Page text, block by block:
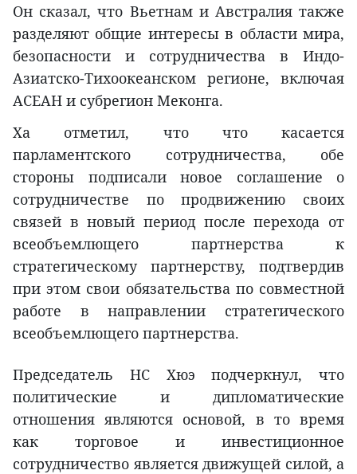
Он сказал, что Вьетнам и Австралия также
разделяют общие интересы в области мира,
безопасности и сотрудничества в Индо-
Азиатско-Тихоокеанском регионе, включая
АСЕАН и субрегион Меконга.
Ха отметил, что что касается
парламентского сотрудничества, обе
стороны подписали новое соглашение о
сотрудничестве по продвижению своих
связей в новый период после перехода от
всеобъемлющего партнерства к
стратегическому партнерству, подтвердив
при этом свои обязательства по совместной
работе в направлении стратегического
всеобъемлющего партнерства.
Председатель НС Хюэ подчеркнул, что
политические и дипломатические
отношения являются основой, в то время
как торговое и инвестиционное
сотрудничество является движущей силой, а